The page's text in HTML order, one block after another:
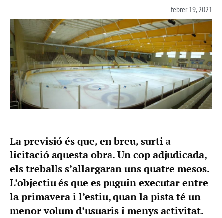
febrer 19, 2021
La previsió és que, en breu, surti a
licitació aquesta obra. Un cop adjudicada,
els treballs s’allargaran uns quatre mesos.
L’objectiu és que es puguin executar entre
la primavera i l’estiu, quan la pista té un
menor volum d’usuaris i menys activitat.